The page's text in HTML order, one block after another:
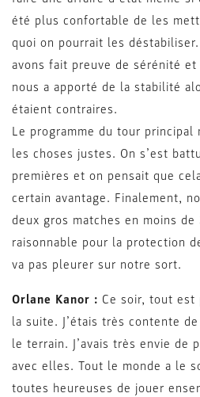
été plus confortable de les
quoi on pourrait les
avons fait preuve de sérénité
nous a apporté de la stabilité
étaient contraires.
Le programme du tour principal
les choses justes. On s’est
premières et on pensait que
certain avantage. Finalement,
deux gros matches en moins de
raisonnable pour la protection
va pas pleurer sur notre sort.
Orlane Kanor : Ce soir, tout est
la suite. J’étais très contente
le terrain. J’avais très envie de
avec elles. Tout le monde a le
toutes heureuses de jouer